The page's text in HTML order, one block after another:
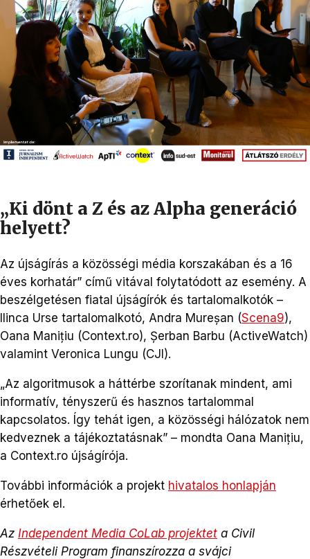
„Ki dönt a Z és az Alpha generáció
helyett?
Az újságírás a közösségi média korszakában és a 16
éves korhatár” című vitával folytatódott az esemény. A
beszélgetésen fiatal újságírók és tartalomalkotók –
Ilinca Urse tartalomalkotó, Andra Mureșan (Scena9),
Oana Manițiu (Context.ro), Șerban Barbu (ActiveWatch)
valamint Veronica Lungu (CJI).
„Az algoritmusok a háttérbe szorítanak mindent, ami
informatív, tényszerű és hasznos tartalommal
kapcsolatos. Így tehát igen, a közösségi hálózatok nem
kedveznek a tájékoztatásnak” – mondta Oana Manițiu,
a Context.ro újságírója.
További információk a projekt hivatalos honlapján
érhetőek el.
Az Independent Media CoLab projektet a Civil
Részvételi Program finanszírozza a svájci